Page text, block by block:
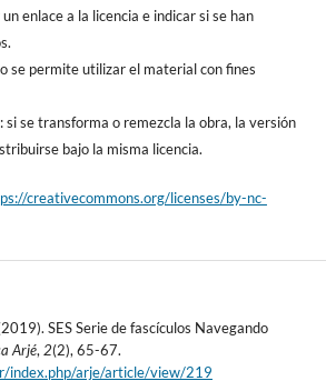
enlace a la licencia e indicar si se han
se permite utilizar el material con fines
: si se transforma o remezcla la obra, la versión
bajo la misma licencia.
creativecommons.org/licenses/by-nc-
SES Serie de fascículos Navegando
Arjé,2(2), 65-67.
index.php/arje/article/view/219